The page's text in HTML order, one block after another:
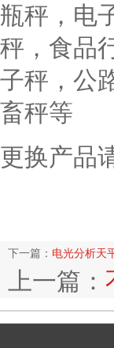
瓶秤，电
秤，食品
子秤，公
畜秤等
更换产品
下一篇： 电光分析天
上一篇：